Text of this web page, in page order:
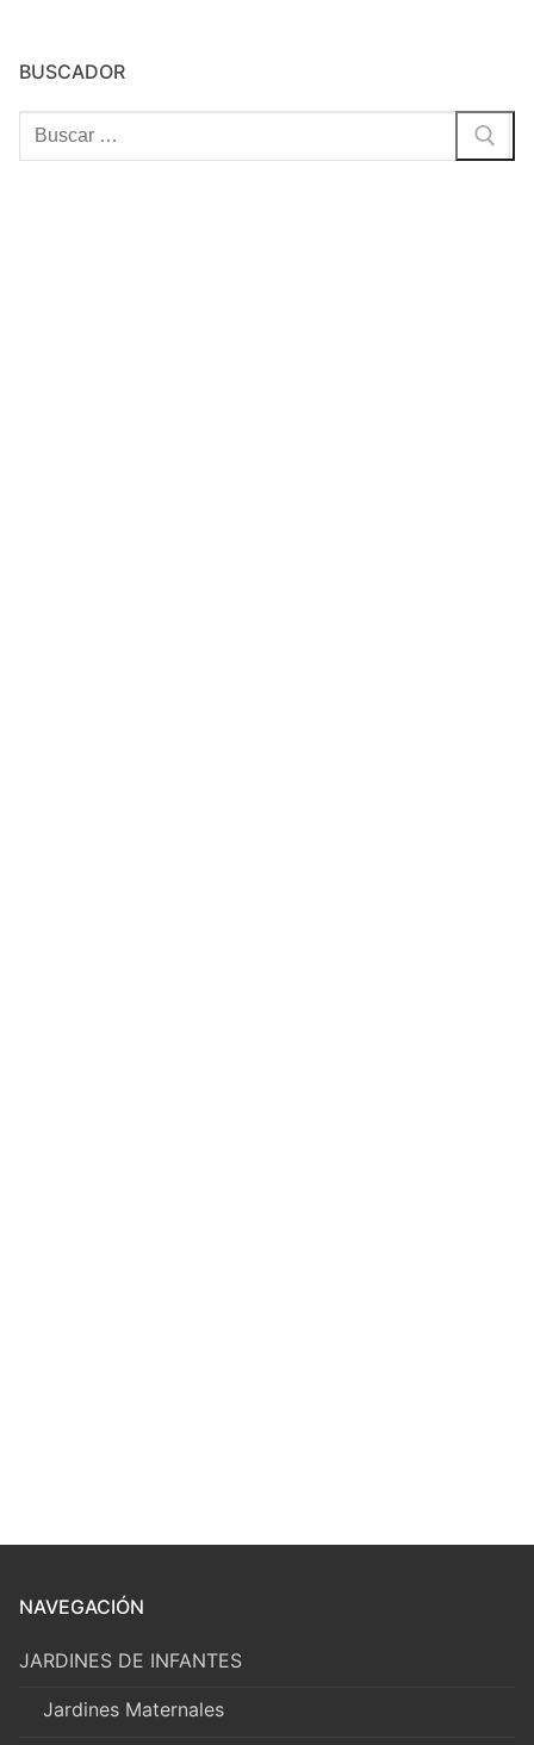
BUSCADOR
Buscar:
NAVEGACIÓN
JARDINES DE INFANTES
Jardines Maternales